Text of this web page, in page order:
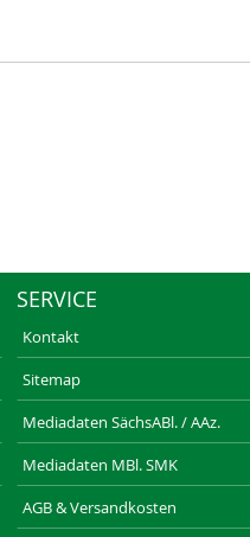
SERVICE
Kontakt
Sitemap
Mediadaten SächsABl. / AAz.
Mediadaten MBl. SMK
AGB & Versandkosten